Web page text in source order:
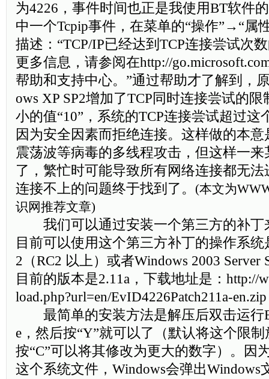
为4226，事件时间也正是我使用BT软件
中一个Tcpip事件，在菜单的“操作”→“属
描述：“TCP/IP已经达到TCP连接尝试次
更多信息，请参阅在http://
帮助和支持中心。”通过帮助才了解到，
ows XP SP2增加了TCP同时连接尝试的
小的值“10”，系统的TCP连接尝试超过这
因为安全因素而拒绝连接。这样做的本
震荡波等病毒的多线程攻击，但这样一来
了，繁忙时可能导致所有网络连接都无
连接不上的问题终于找到了。 (本文为
识网推荐文章)
我们可以通过安装一个第三方的补丁
目前可以使用这个第三方补丁的操作系统
2（RC2 以上）或者Windows 2003 Server
目前的版本是2.11a，下载地址是：http://
load.php?url=en/EvID4226Patch211a-en.zip
最简单的安装方法是解压后双击运行
e，然后按“Y”就可以了（默认将这个限
按“C”可以将其修改为更大的数字）。因
这个系统文件，Windows会弹出Windows